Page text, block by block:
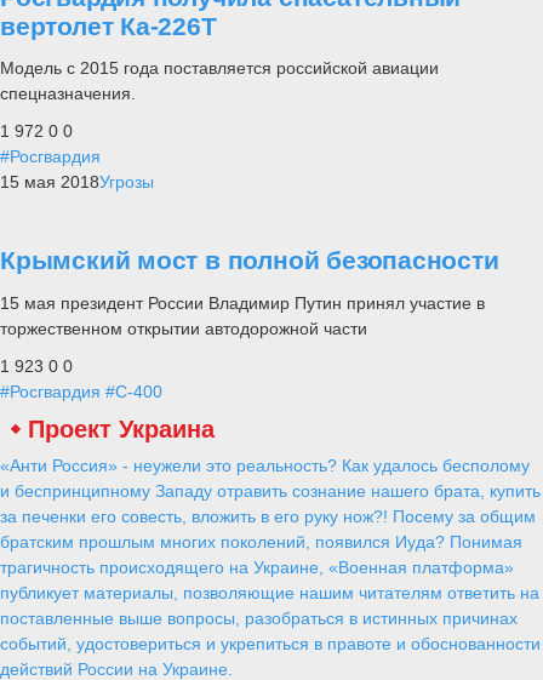
вертолет Ка-226Т
Модель с 2015 года поставляется российской авиации
спецназначения.
1 972 0 0
#Росгвардия
15 мая 2018Угрозы
Крымский мост в полной безопасности
15 мая президент России Владимир Путин принял участие в
торжественном открытии автодорожной части
1 923 0 0
#Росгвардия #С-400
Проект Украина
«Анти Россия» - неужели это реальность? Как удалось бесполому
и беспринципному Западу отравить сознание нашего брата, купить
за печенки его совесть, вложить в его руку нож?! Посему за общим
братским прошлым многих поколений, появился Иуда? Понимая
трагичность происходящего на Украине, «Военная платформа»
публикует материалы, позволяющие нашим читателям ответить на
поставленные выше вопросы, разобраться в истинных причинах
событий, удостовериться и укрепиться в правоте и обоснованности
действий России на Украине.